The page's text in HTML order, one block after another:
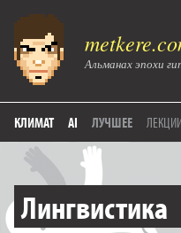
Альманах эпохи
КЛИМАТ AI ЛУЧШЕЕ
Лингвистика